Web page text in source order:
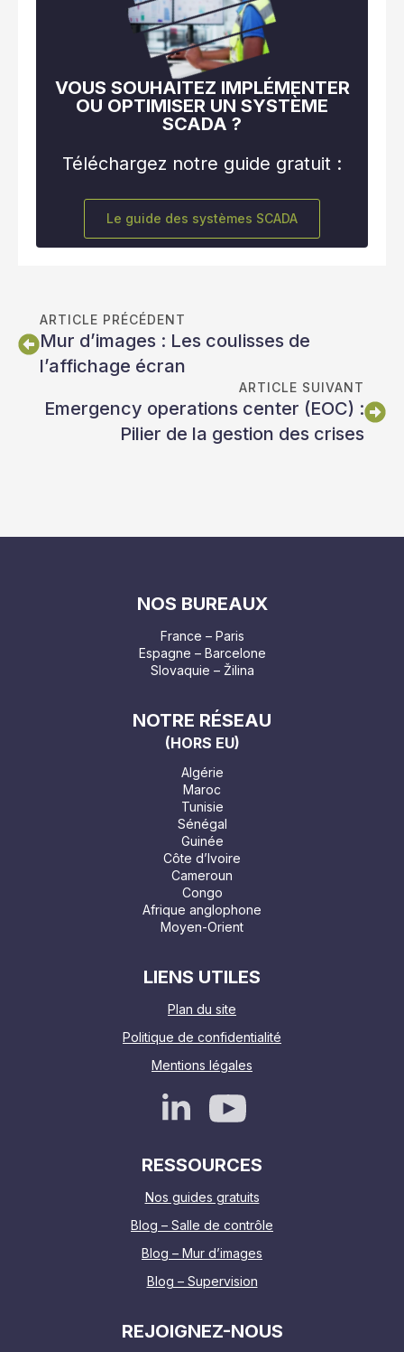
VOUS SOUHAITEZ IMPLÉMENTER
OU OPTIMISER UN SYSTÈME
SCADA ?
Téléchargez notre guide gratuit :
Le guide des systèmes SCADA
ARTICLE PRÉCÉDENT
Mur d’images : Les coulisses de
l’affichage écran
ARTICLE SUIVANT
Emergency operations center (EOC) :
Pilier de la gestion des crises
NOS BUREAUX
France – Paris
Espagne – Barcelone
Slovaquie – Žilina
NOTRE RÉSEAU
(HORS EU)
Algérie
Maroc
Tunisie
Sénégal
Guinée
Côte d’Ivoire
Cameroun
Congo
Afrique anglophone
Moyen-Orient
LIENS UTILES
Plan du site
Politique de confidentialité
Mentions légales
RESSOURCES
Nos guides gratuits
Blog – Salle de contrôle
Blog – Mur d’images
Blog – Supervision
REJOIGNEZ-NOUS